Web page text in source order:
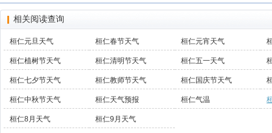
相关阅读查询
桓仁元旦天气 桓仁春节天气 桓仁元宵天气
桓仁植树节天气 桓仁清明节天气 桓仁五一天气
桓仁七夕节天气 桓仁教师节天气 桓仁国庆节天气
桓仁中秋节天气 桓仁天气预报 桓仁气温
桓仁8月天气 桓仁9月天气